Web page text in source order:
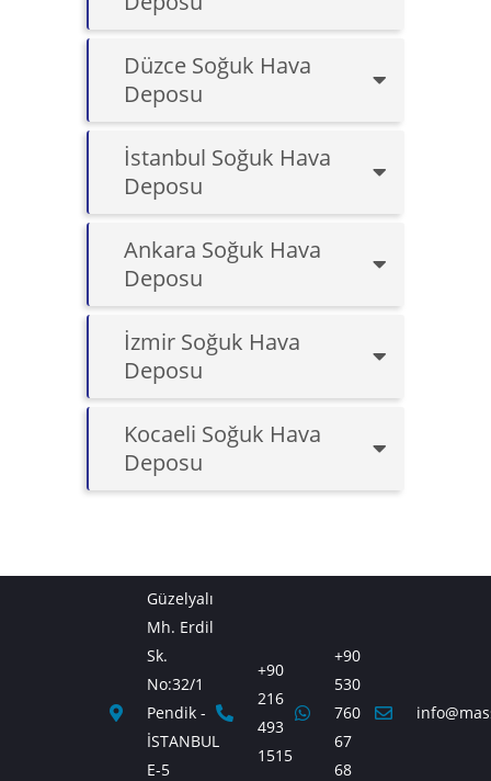
Düzce Soğuk Hava
Deposu
İstanbul Soğuk Hava
Deposu
Ankara Soğuk Hava
Deposu
İzmir Soğuk Hava
Deposu
Kocaeli Soğuk Hava
Deposu
Güzelyalı
Mh. Erdil
Sk.
No:32/1
Pendik -
İSTANBUL
E-5
+90
216
493
1515
+90
530
760
67
68